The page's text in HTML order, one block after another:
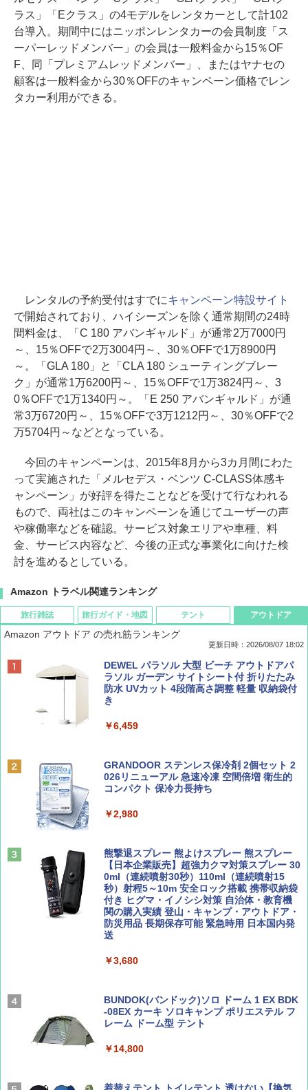
ラス」「Eクラス」の4モデルをレンタカーとして計102
台導入。期間中にはニッポンレンタカーの会員制度「ス
ーパーレッドメンバー」の会員は一般料金から15％OF
F、同「プレミアムレッドメンバー」、またはヤナセの
顧客は一般料金から30％OFFのキャンペーン価格でレン
タカー利用ができる。
レンタルの予約受付はすでにキャンペーン特設サイト
で開始されており、ハイシーズンを除く通常期間の24時
間料金は、「C 180 アバンギャルド」が通常2万7000円
～、15％OFFで2万3004円～、30％OFFで1万8900円
～。「GLA 180」と「CLA 180 シューティングブレー
ク」が通常1万6200円～、15％OFFで1万3824円～、3
0％OFFで1万1340円～。「E 250 アバンギャルド」が通
常3万6720円～、15％OFFで3万1212円～、30％OFFで2
万5704円～などとなっている。
今回のキャンペーンは、2015年8月から3カ月間にわた
って実施された「メルセデス・ベンツ C-CLASS体感キ
ャンペーン」が好評を得たことなどを受けて行なわれる
もので、両社はこのキャンペーンを通じてユーザーの声
や稼働率などを確認。サービス対象エリアや車種、料
金、サービス内容など、今後の正式な事業化に向けた検
討を進めるとしている。
Amazon トラベル関連ランキング
旅行雑誌
ディズニーファン ２０２６年 ９月号 [雑
誌] (ＤＩＳＮＥＹ ＦＡＮ)
￥713
SOTO ミニマル"旅"財布 ランダム2種】
￥1,500
￥1,540
Coyote No.89 特集 星野道夫 夢見る旅
AIRLINE（エアライン）2026年9月号【特
集】ボーイング110周年を祝して！
￥1,760
旅行ガイド・地図
僕が見た未来【完全版】
￥0
力的な町 2026～2027 地球の歩き方D アジア
￥2,079
球の歩き方A ヨーロッパ
￥2,479
地球の歩き方 スター・ウォーズ
A26 地球の歩き方 チェコ ポーランド スロヴ
ァキア 2026～2027 地球の歩き方A ヨーロッ
テント
[キャンパーズコレクション 山善] ポップアッ
プテント 傘みたいに広げて畳める パッとサ
ッとサンシェード キューブ フルクローズ メ
ッシュ 簡単設置 ワンタッチテント キャンプ
PYKES PEAK (パイクスピーク) 着替えテン
ト プライバシー テント 【中が透けない】 1
ーチ ピクニック ポップアップテント 携帯 簡
￥4,980
ENDLESS BASE 《めざましテレビで紹介》
テント ワンタッチ RENEW 幅200 2-3人用 43
500002(88859)
￥5,999
ーティング フルクローズ メッシュ 3-4人用
簡単設置 ポップアップテント エクルベージ
ュ(BC仕様) PATC-150B(EB)
￥9,990
アウトドア
Amazon アウトドア の売れ筋ランキング
更新日時：2026/08/07 18:02
DEWEL パラソル 大型 ビーチ アウトドアパ
ラソル ガーデン サイトシート付 折りたたみ
防水 UVカット 4段階高さ調整 軽量 収納袋付
き
￥6,459
GRANDOOR ステンレス保冷剤 2個セット 2
026リニューアル 急速冷凍 空間倍増 衛生的
コンパクト 保冷力長持ち
￥2,980
熊撃退スプレー 熊よけスプレー 熊スプレー
【日本企業販売】超強力クマ対策スプレー 30
0ml（連続噴射30秒）110ml（連続噴射15
秒）射程5～10m 安全ロック搭載 携帯収納袋
付き ヒグマ・イノシシ対策 自治体・教育機
関の購入実績 登山・キャンプ・アウトドア・
防災用品 長期保存可能 緊急時用 日本国内発
送
￥3,680
BUNDOK(バンドック)ソロ ドーム 1 EX BDK
-08EX カーキ ソロキャンプ ポリエステル フ
レーム ドーム型 テント
￥14,800